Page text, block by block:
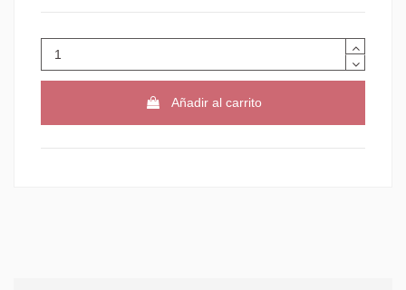
Añadir al carrito